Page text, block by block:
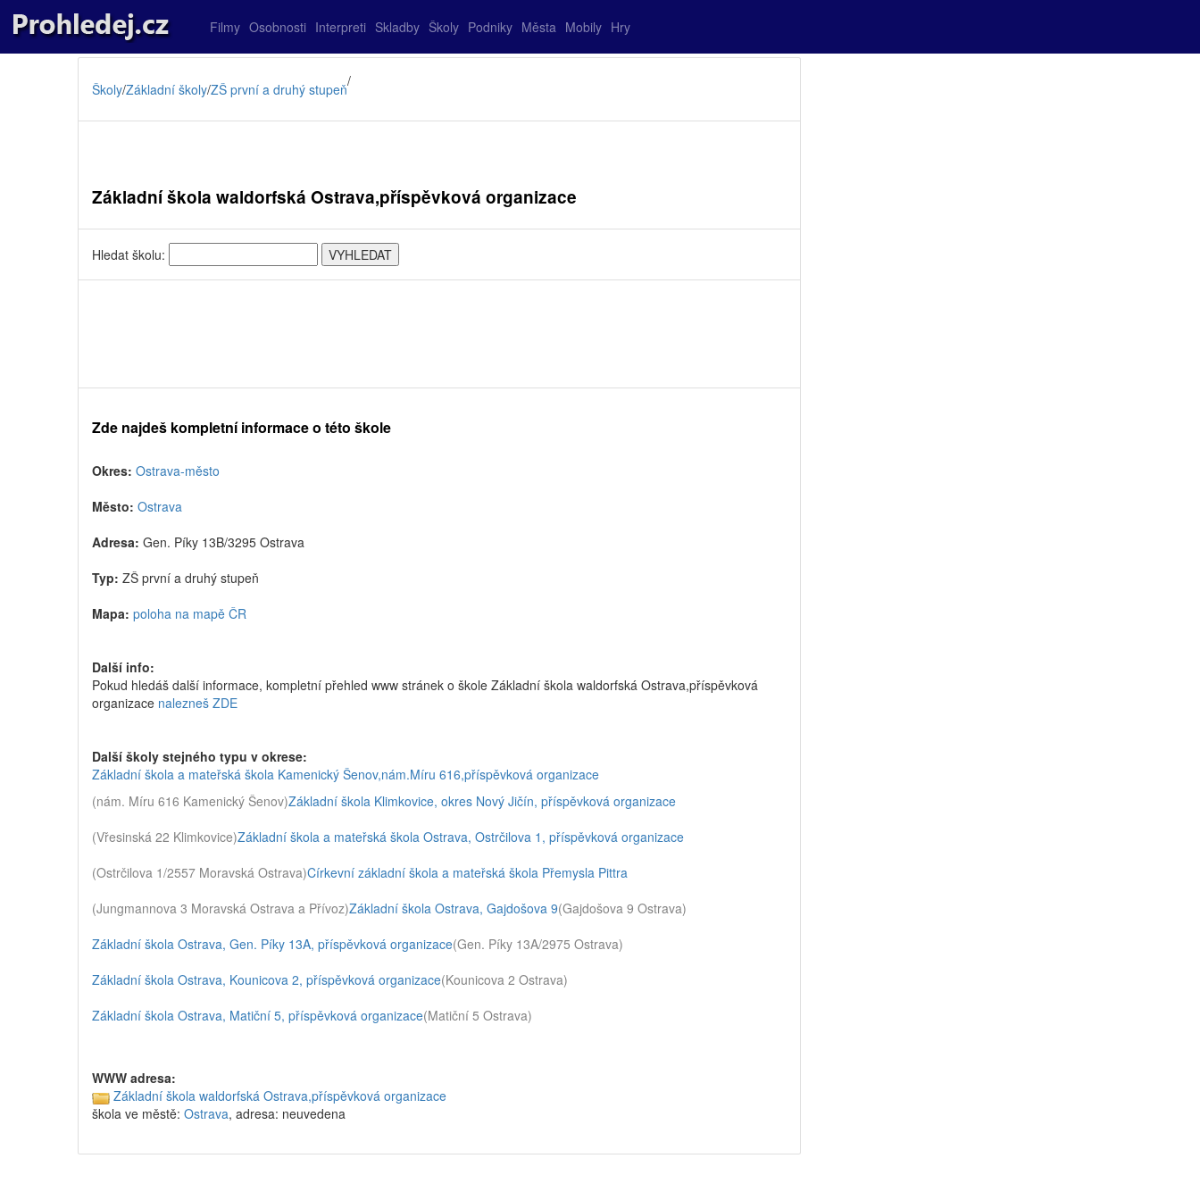
Filmy Osobnosti Interpreti Skladby Školy Podniky Města Mobily Hry
Školy/Základní školy/ZŠ první a druhý stupeň/
Základní škola waldorfská Ostrava,příspěvková organizace
Hledat školu:
Zde najdeš kompletní informace o této škole
Okres: Ostrava-město
Město: Ostrava
Adresa: Gen. Píky 13B/3295 Ostrava
Typ: ZŠ první a druhý stupeň
Mapa: poloha na mapě ČR
Další info:
Pokud hledáš další informace, kompletní přehled www stránek o škole Základní škola waldorfská Ostrava,příspěvková
organizace nalezneš ZDE
Další školy stejného typu v okrese:
Základní škola a mateřská škola Kamenický Šenov,nám.Míru 616,příspěvková organizace
(nám. Míru 616 Kamenický Šenov)Základní škola Klimkovice, okres Nový Jičín, příspěvková organizace
(Vřesinská 22 Klimkovice)Základní škola a mateřská škola Ostrava, Ostrčilova 1, příspěvková organizace
(Ostrčilova 1/2557 Moravská Ostrava)Církevní základní škola a mateřská škola Přemysla Pittra
(Jungmannova 3 Moravská Ostrava a Přívoz)Základní škola Ostrava, Gajdošova 9(Gajdošova 9 Ostrava)
Základní škola Ostrava, Gen. Píky 13A, příspěvková organizace(Gen. Píky 13A/2975 Ostrava)
Základní škola Ostrava, Kounicova 2, příspěvková organizace(Kounicova 2 Ostrava)
Základní škola Ostrava, Matiční 5, příspěvková organizace(Matiční 5 Ostrava)
WWW adresa:
Základní škola waldorfská Ostrava,příspěvková organizace
škola ve městě: Ostrava, adresa: neuvedena